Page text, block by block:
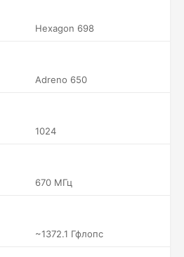
Hexagon 698
Adreno 650
1024
670 МГц
~1372.1 Гфлопс